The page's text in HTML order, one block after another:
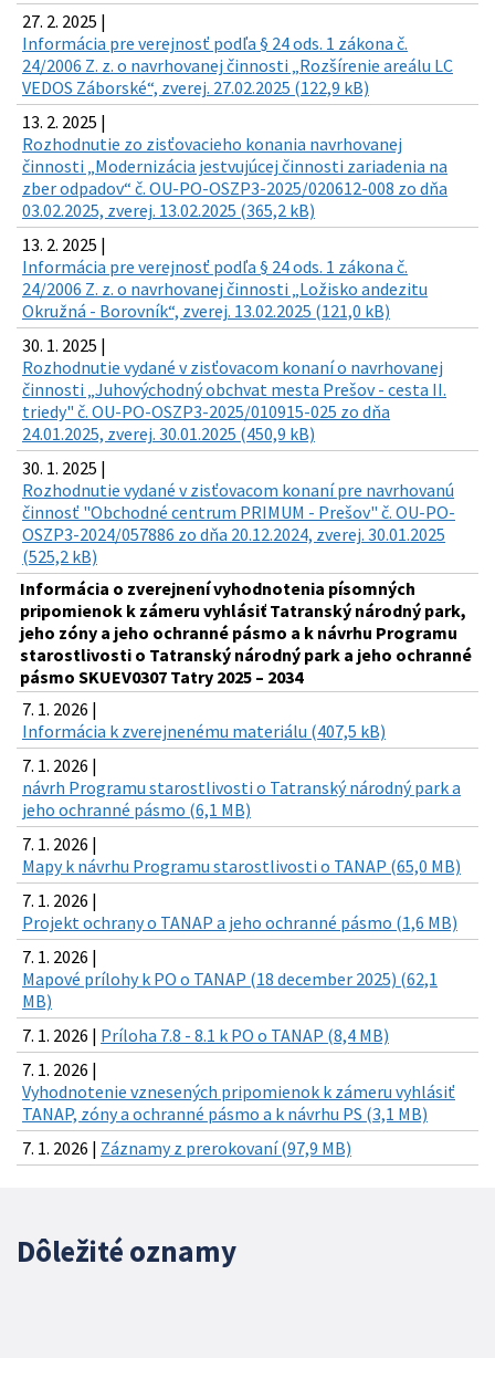
27. 2. 2025 |
Informácia pre verejnosť podľa § 24 ods. 1 zákona č.
24/2006 Z. z. o navrhovanej činnosti „Rozšírenie areálu LC
VEDOS Záborské“, zverej. 27.02.2025 (122,9 kB)
13. 2. 2025 |
Rozhodnutie zo zisťovacieho konania navrhovanej
činnosti „Modernizácia jestvujúcej činnosti zariadenia na
zber odpadov“ č. OU-PO-OSZP3-2025/020612-008 zo dňa
03.02.2025, zverej. 13.02.2025 (365,2 kB)
13. 2. 2025 |
Informácia pre verejnosť podľa § 24 ods. 1 zákona č.
24/2006 Z. z. o navrhovanej činnosti „Ložisko andezitu
Okružná - Borovník“, zverej. 13.02.2025 (121,0 kB)
30. 1. 2025 |
Rozhodnutie vydané v zisťovacom konaní o navrhovanej
činnosti „Juhovýchodný obchvat mesta Prešov - cesta II.
triedy" č. OU-PO-OSZP3-2025/010915-025 zo dňa
24.01.2025, zverej. 30.01.2025 (450,9 kB)
30. 1. 2025 |
Rozhodnutie vydané v zisťovacom konaní pre navrhovanú
činnosť "Obchodné centrum PRIMUM - Prešov" č. OU-PO-
OSZP3-2024/057886 zo dňa 20.12.2024, zverej. 30.01.2025
(525,2 kB)
Informácia o zverejnení vyhodnotenia písomných
pripomienok k zámeru vyhlásiť Tatranský národný park,
jeho zóny a jeho ochranné pásmo a k návrhu Programu
starostlivosti o Tatranský národný park a jeho ochranné
pásmo SKUEV0307 Tatry 2025 – 2034
7. 1. 2026 |
Informácia k zverejnenému materiálu (407,5 kB)
7. 1. 2026 |
návrh Programu starostlivosti o Tatranský národný park a
jeho ochranné pásmo (6,1 MB)
7. 1. 2026 |
Mapy k návrhu Programu starostlivosti o TANAP (65,0 MB)
7. 1. 2026 |
Projekt ochrany o TANAP a jeho ochranné pásmo (1,6 MB)
7. 1. 2026 |
Mapové prílohy k PO o TANAP (18 december 2025) (62,1
MB)
7. 1. 2026 | Príloha 7.8 - 8.1 k PO o TANAP (8,4 MB)
7. 1. 2026 |
Vyhodnotenie vznesených pripomienok k zámeru vyhlásiť
TANAP, zóny a ochranné pásmo a k návrhu PS (3,1 MB)
7. 1. 2026 | Záznamy z prerokovaní (97,9 MB)
Dôležité oznamy